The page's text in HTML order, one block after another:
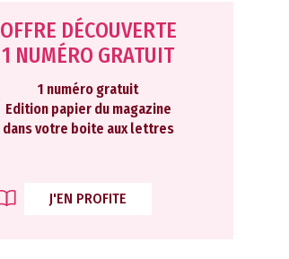
OFFRE DÉCOUVERTE
1 NUMÉRO GRATUIT
1 numéro gratuit
Edition papier du magazine
dans votre boite aux lettres
J'EN PROFITE